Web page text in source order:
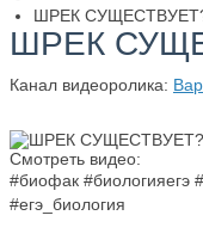
ШРЕК
ШРЕК
Канал видеоролика:
Смотреть видео:
#биофак #биологияегэ
#егэ_биология